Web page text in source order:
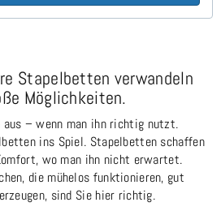
Stapelbetten verwandeln
Möglichkeiten.
aus – wenn man ihn richtig nutzt.
ins Spiel. Stapelbetten schaffen
wo man ihn nicht erwartet.
die mühelos funktionieren, gut
sind Sie hier richtig.